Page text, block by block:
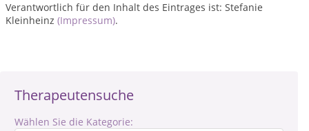
Therapeutensuche
Wählen Sie die Kategorie:
Verantwortlich für den Inhalt des Eintrages ist: Stefanie
Kleinheinz (Impressum).